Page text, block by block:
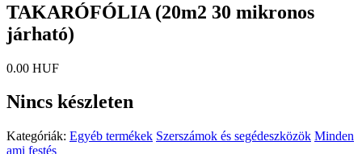
TAKARÓFÓLIA (20m2 30 mikronos
járható)
0.00 HUF
Nincs készleten
Kategóriák: Egyéb termékek Szerszámok és segédeszközök Minden
ami festés